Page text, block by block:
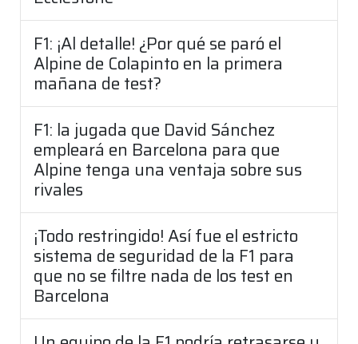
F1: ¡Al detalle! ¿Por qué se paró el
Alpine de Colapinto en la primera
mañana de test?
F1: la jugada que David Sánchez
empleará en Barcelona para que
Alpine tenga una ventaja sobre sus
rivales
¡Todo restringido! Así fue el estricto
sistema de seguridad de la F1 para
que no se filtre nada de los test en
Barcelona